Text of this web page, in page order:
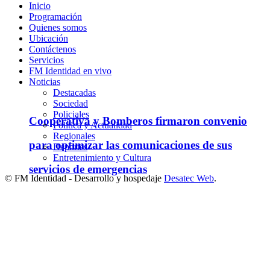
Cooperativa y Bomberos firmaron convenio
para optimizar las comunicaciones de sus
servicios de emergencias
Inicio
Programación
Quienes somos
Ubicación
Contáctenos
Servicios
FM Identidad en vivo
Noticias
Destacadas
Sociedad
Policiales
Política y Actualidad
Regionales
Deportes
Entretenimiento y Cultura
© FM Identidad - Desarrollo y hospedaje Desatec Web.